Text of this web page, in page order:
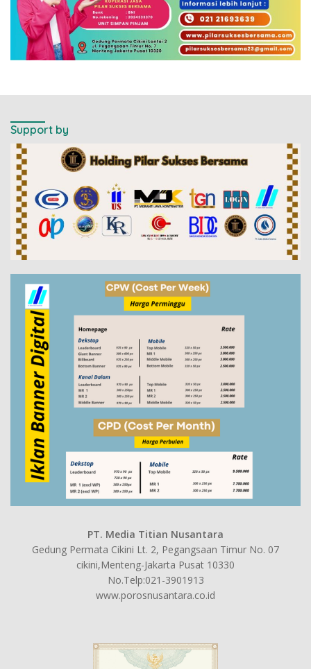
Support by
PT. Media Titian Nusantara
Gedung Permata Cikini Lt. 2, Pegangsaan Timur No. 07
cikini,Menteng-Jakarta Pusat 10330
No.Telp:021-3901913
www.porosnusantara.co.id